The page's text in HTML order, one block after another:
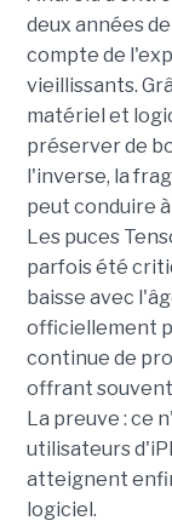
deux années
compte de
vieillissants.
matériel et
préserver de
l'inverse, la
peut conduire
Les puces
parfois été
baisse avec
officiellement
continue de
offrant souvent
La preuve : ce
utilisateurs
atteignent
logiciel.